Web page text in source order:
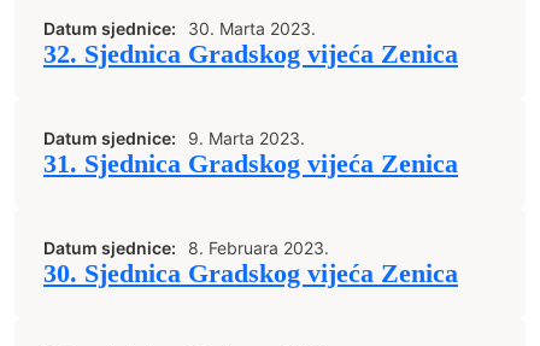
Datum sjednice: 30. Marta 2023.
32. Sjednica Gradskog vijeća Zenica
Datum sjednice: 9. Marta 2023.
31. Sjednica Gradskog vijeća Zenica
Datum sjednice: 8. Februara 2023.
30. Sjednica Gradskog vijeća Zenica